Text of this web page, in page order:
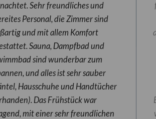
Sehr freundliches und
Personal, die Zimmer sind
und mit allem Komfort
Sauna, Dampfbad und
sind wunderbar zum
und alles ist sehr sauber
Hausschuhe und Handtücher
Das Frühstück war
mit einer sehr freundlichen